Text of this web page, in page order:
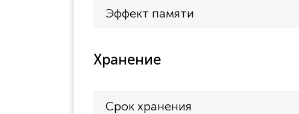
Эффект памяти
Хранение
Срок хранения